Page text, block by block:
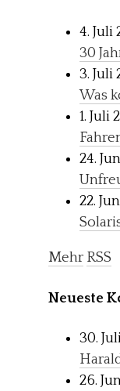
4. Juli
30
3. Juli
Was
1. Juli
24.
22.
Mehr RSS
Neueste
30.
26.